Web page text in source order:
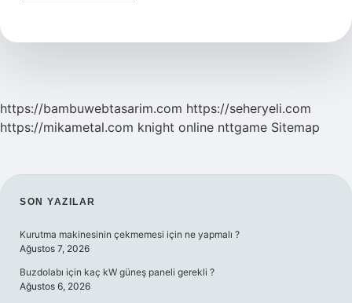
https://bambuwebtasarim.com https://seheryeli.com
https://mikametal.com knight online nttgame Sitemap
SIDEBAR
SON YAZILAR
Kurutma makinesinin çekmemesi için ne yapmalı ?
Ağustos 7, 2026
Buzdolabı için kaç kW güneş paneli gerekli ?
Ağustos 6, 2026